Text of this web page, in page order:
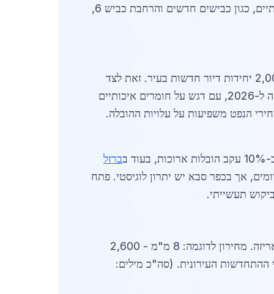
ש"ח, ו-20 מ"מ ב-3,450 ש"ח, כולל מע"מ ומשלוחים באזור המרכז. הביקוש מונע מפרויקטי תשתית ממשלתיים, כגון כבישים חדשים והרחבת כביש 6,
הביקוש לברזל מצולע בכפר סבא גדל במיוחד בתחום הבנייה למגורים, כאשר בשנת 2026 אושרו למעלה מ-2,000 יחידות דיור חדשות בעיר. זאת לצד
פרויקטים תעשייתיים באזור התעשייה קדימה-כפר סבא. ספקים מדווחים על עלייה של 20% בהזמנות בהשוואה ל-2026, עם דגש על חומרים איכותיים
במחירי הנפט משפיעות על עלויות ההובלה.
ב
ברזל
אך בכפר סבא יש יתרון לוגיסטי. פתח
תעשייתי.
ספקים מרכזיים לברזל מצולע בכפר סבא כוללים חברות ותיקות עם מחסנים מקומיים, המציעות חיתוך מדויק ואריזה. מחירון לדוגמה: 8 מ"מ - 2,600
ההתחדשות העירונית. (סה"כ מילים: